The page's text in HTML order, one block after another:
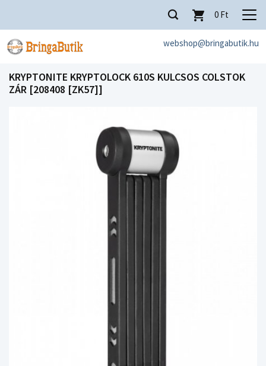
webshop@bringabutik.hu
0 Ft
KRYPTONITE KRYPTOLOCK 610S KULCSOS COLSTOK
ZÁR [208408 [ZK57]]